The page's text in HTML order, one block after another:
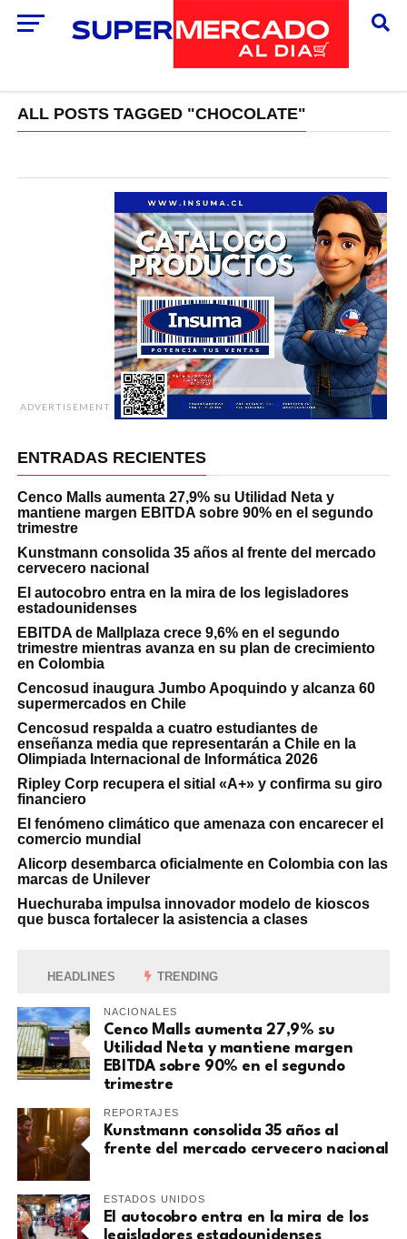
ALL POSTS TAGGED "CHOCOLATE"
ADVERTISEMENT
ENTRADAS RECIENTES
Cenco Malls aumenta 27,9% su Utilidad Neta y
mantiene margen EBITDA sobre 90% en el segundo
trimestre
Kunstmann consolida 35 años al frente del mercado
cervecero nacional
El autocobro entra en la mira de los legisladores
estadounidenses
EBITDA de Mallplaza crece 9,6% en el segundo
trimestre mientras avanza en su plan de crecimiento
en Colombia
Cencosud inaugura Jumbo Apoquindo y alcanza 60
supermercados en Chile
Cencosud respalda a cuatro estudiantes de
enseñanza media que representarán a Chile en la
Olimpiada Internacional de Informática 2026
Ripley Corp recupera el sitial «A+» y confirma su giro
financiero
El fenómeno climático que amenaza con encarecer el
comercio mundial
Alicorp desembarca oficialmente en Colombia con las
marcas de Unilever
Huechuraba impulsa innovador modelo de kioscos
que busca fortalecer la asistencia a clases
HEADLINES TRENDING
NACIONALES
Cenco Malls aumenta 27,9% su
Utilidad Neta y mantiene margen
EBITDA sobre 90% en el segundo
trimestre
REPORTAJES
Kunstmann consolida 35 años al
frente del mercado cervecero nacional
ESTADOS UNIDOS
El autocobro entra en la mira de los
legisladores estadounidenses